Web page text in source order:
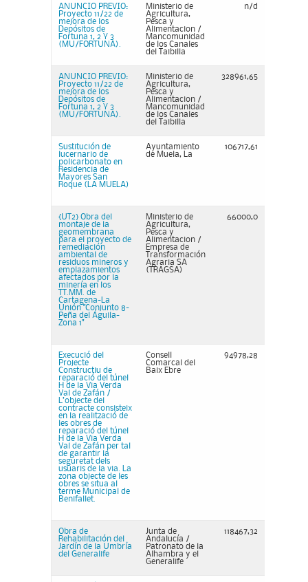
ANUNCIO PREVIO:
Proyecto 11/22 de
mejora de los
Depósitos de
Fortuna 1, 2 Y 3
(MU/FORTUNA).
Ministerio de
Agricultura,
Pesca y
Alimentacion /
Mancomunidad
de los Canales
del Taibilla
n/d
ANUNCIO PREVIO:
Proyecto 11/22 de
mejora de los
Depósitos de
Fortuna 1, 2 Y 3
(MU/FORTUNA).
Ministerio de
Agricultura,
Pesca y
Alimentacion /
Mancomunidad
de los Canales
del Taibilla
328961,65
Sustitución de
lucernario de
policarbonato en
Residencia de
Mayores San
Roque (LA MUELA)
Ayuntamiento
de Muela, La
106717,61
{UT2} Obra del
montaje de la
geomembrana
para el proyecto de
remediación
ambiental de
residuos mineros y
emplazamientos
afectados por la
minería en los
TT.MM. de
Cartagena-La
Unión "Conjunto 8-
Peña del Águila-
Zona 1"
Ministerio de
Agricultura,
Pesca y
Alimentacion /
Empresa de
Transformación
Agraria SA
(TRAGSA)
66000,0
Execució del
Projecte
Constructiu de
reparació del túnel
H de la Via Verda
Val de Zafán /
L’objecte del
contracte consisteix
en la realització de
les obres de
reparació del túnel
H de la Via Verda
Val de Zafán per tal
de garantir la
seguretat dels
usuaris de la via. La
zona objecte de les
obres se situa al
terme Municipal de
Benifallet.
Consell
Comarcal del
Baix Ebre
94978,28
Obra de
Rehabilitación del
Jardín de la Umbría
del Generalife
Junta de
Andalucía /
Patronato de la
Alhambra y el
Generalife
118467,32